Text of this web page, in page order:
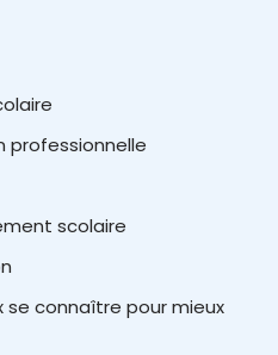
professionnelle
scolaire
se connaître pour mieux